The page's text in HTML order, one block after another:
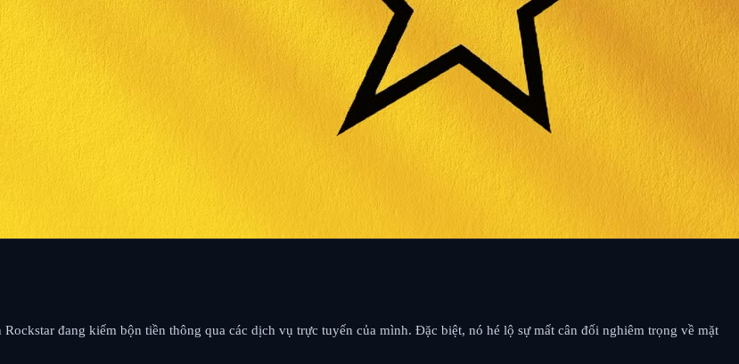
đang kiếm bộn tiền thông qua các dịch vụ trực tuyến của mình. Đặc biệt, nó hé lộ sự mất cân đối nghiêm trọng về mặt